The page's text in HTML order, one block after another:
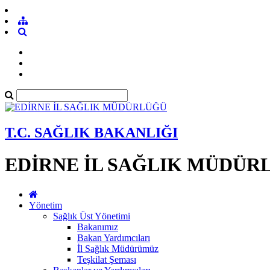
T.C. SAĞLIK BAKANLIĞI
EDİRNE İL SAĞLIK
Yönetim
Sağlık Üst Yönetimi
Bakanımız
Bakan Yardımcıları
İl Sağlık Müdürümüz
Teşkilat Şeması